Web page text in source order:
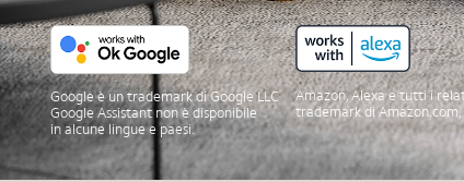
Google è un trademark di Google LLC
Google Assistant non è disponibile
in alcune lingue e paesi.
Amazon, Alexa e tutti i
trademark di